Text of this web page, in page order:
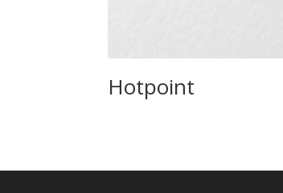
Hotpoint